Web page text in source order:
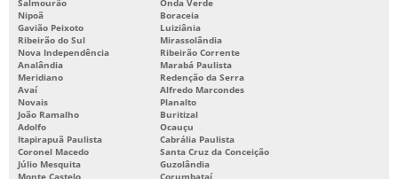
Salmourão
Onda Verde
Nipoã
Boraceia
Gavião Peixoto
Luiziânia
Ribeirão do Sul
Mirassolândia
Nova Independência
Ribeirão Corrente
Analândia
Marabá Paulista
Meridiano
Redenção da Serra
Avaí
Alfredo Marcondes
Novais
Planalto
João Ramalho
Buritizal
Adolfo
Ocauçu
Itapirapuã Paulista
Cabrália Paulista
Coronel Macedo
Santa Cruz da Conceição
Júlio Mesquita
Guzolândia
Monte Castelo
Corumbataí